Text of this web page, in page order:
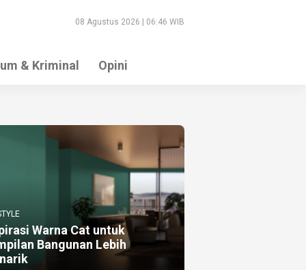
08 Agustus 2026 | 06:46 WIB
& Kriminal Opini
Warna Cat untuk
Bangunan Lebih